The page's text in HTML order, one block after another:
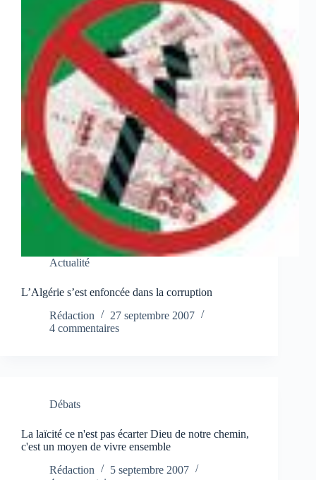
Actualité
L’Algérie s’est enfoncée dans la corruption
Rédaction
27 septembre 2007
4 commentaires
Débats
La laïcité ce n'est pas écarter Dieu de notre chemin,
c'est un moyen de vivre ensemble
Rédaction
5 septembre 2007